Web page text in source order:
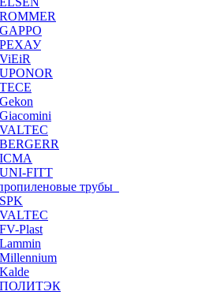
ROMMER
GAPPO
РЕХАУ
ViEiR
UPONOR
TECE
Gekon
Giacomini
VALTEC
BERGERR
ICMA
UNI-FITT
трубы
SPK
VALTEC
FV-Plast
Lammin
Millennium
Kalde
ПОЛИТЭК